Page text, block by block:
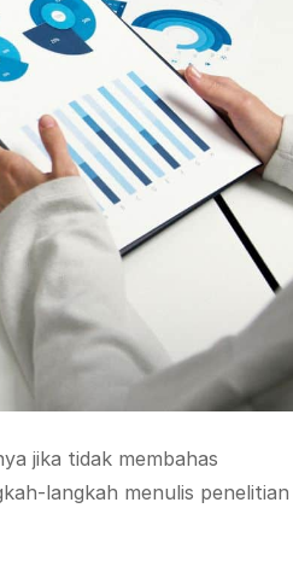
jika tidak membahas
langkah menulis penelitian